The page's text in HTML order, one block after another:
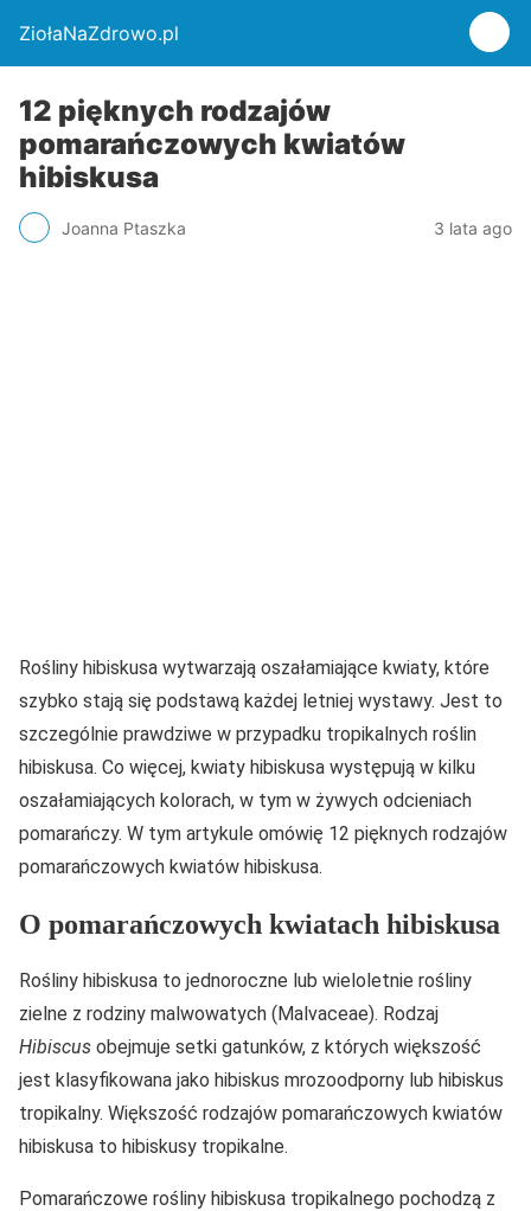
ZiołaNaZdrowo.pl
12 pięknych rodzajów
pomarańczowych kwiatów
hibiskusa
Joanna Ptaszka 3 lata ago
Rośliny hibiskusa wytwarzają oszałamiające kwiaty, które
szybko stają się podstawą każdej letniej wystawy. Jest to
szczególnie prawdziwe w przypadku tropikalnych roślin
hibiskusa. Co więcej, kwiaty hibiskusa występują w kilku
oszałamiających kolorach, w tym w żywych odcieniach
pomarańczy. W tym artykule omówię 12 pięknych rodzajów
pomarańczowych kwiatów hibiskusa.
O pomarańczowych kwiatach hibiskusa
Rośliny hibiskusa to jednoroczne lub wieloletnie rośliny
zielne z rodziny malwowatych (Malvaceae). Rodzaj
Hibiscus obejmuje setki gatunków, z których większość
jest klasyfikowana jako hibiskus mrozoodporny lub hibiskus
tropikalny. Większość rodzajów pomarańczowych kwiatów
hibiskusa to hibiskusy tropikalne.
Pomarańczowe rośliny hibiskusa tropikalnego pochodzą z